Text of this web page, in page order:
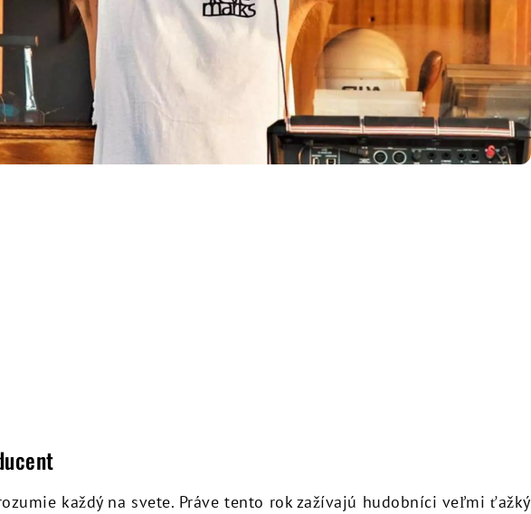
každý na svete. Práve tento rok zažívajú hudobníci veľmi ťažký